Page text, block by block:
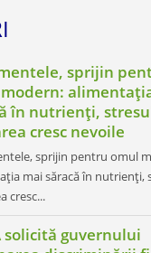
sprijin
în nutrienți,
cresc nevoile
sprijin pentru omul
mai săracă în nutrienți,
cresc...
solicită guvernului